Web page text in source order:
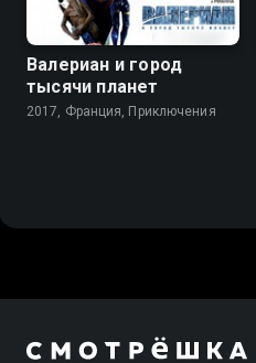
Валериан и город
тысячи планет
2017, Франция, Приключения